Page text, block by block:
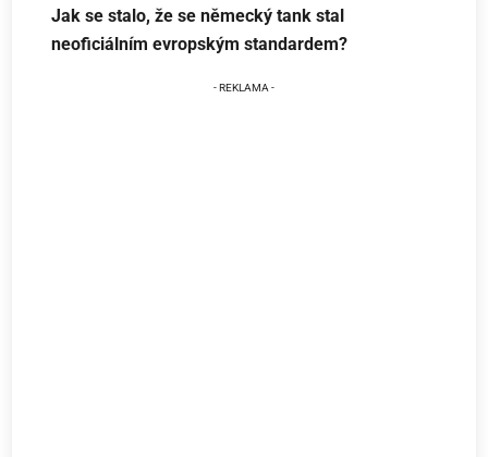
Jak se stalo, že se německý tank stal
neoficiálním evropským standardem?